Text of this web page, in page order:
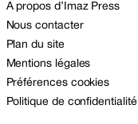
A propos d’Imaz Press
Nous contacter
Plan du site
Mentions légales
Préférences cookies
Politique de confidentialité